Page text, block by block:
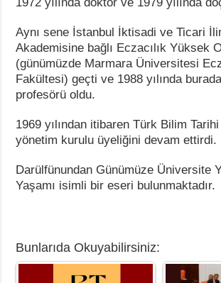
Aynı sene İstanbul İktisadi ve Ticari
Akademisine bağlı Eczacılık Yüksek
(günümüzde Marmara Üniversitesi
Fakültesi) geçti ve 1988 yılında
profesörü oldu.
1969 yılından itibaren Türk Bilim
yönetim kurulu üyeliğini devam ettirdi.
Darülfünundan Günümüze Üniversite
Yaşamı isimli bir eseri bulunmaktadır.
Bunlarıda Okuyabilirsiniz: